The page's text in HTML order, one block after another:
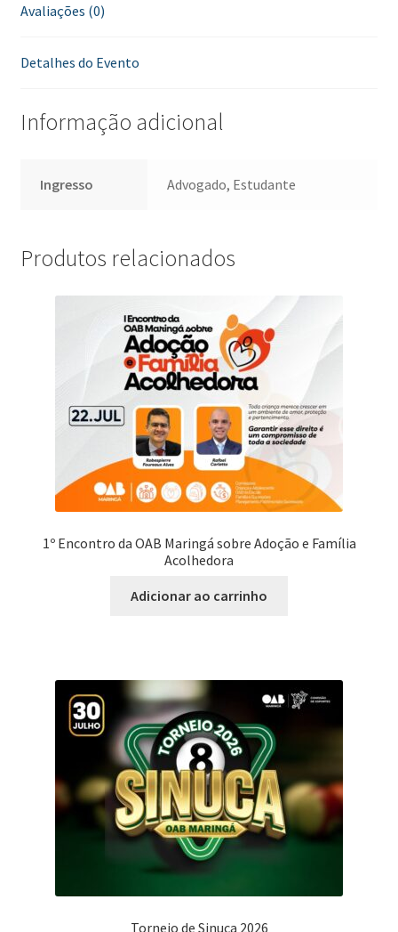
Avaliações (0)
Detalhes do Evento
Informação adicional
Ingresso Advogado, Estudante
Produtos relacionados
1º Encontro da OAB Maringá sobre Adoção e Família
Acolhedora
Adicionar ao carrinho
Torneio de Sinuca 2026